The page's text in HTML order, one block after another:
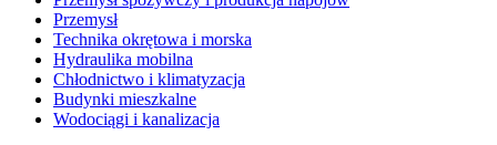
Przemysł
Technika okrętowa i morska
Hydraulika mobilna
Chłodnictwo i klimatyzacja
Budynki mieszkalne
Wodociągi i kanalizacja